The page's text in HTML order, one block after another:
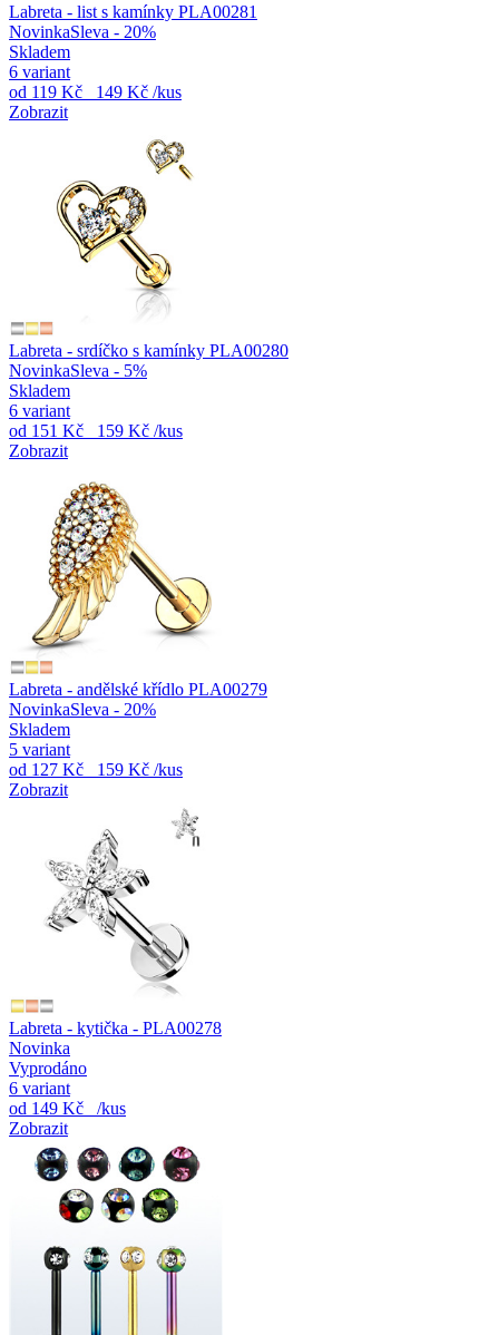
Labreta - list s kamínky PLA00281
NovinkaSleva - 20%
Skladem
6 variant
od 119 Kč 149 Kč /kus
Zobrazit
Labreta - srdíčko s kamínky PLA00280
NovinkaSleva - 5%
Skladem
6 variant
od 151 Kč 159 Kč /kus
Zobrazit
Labreta - andělské křídlo PLA00279
NovinkaSleva - 20%
Skladem
5 variant
od 127 Kč 159 Kč /kus
Zobrazit
Labreta - kytička - PLA00278
Novinka
Vyprodáno
6 variant
od 149 Kč
/kus
Zobrazit